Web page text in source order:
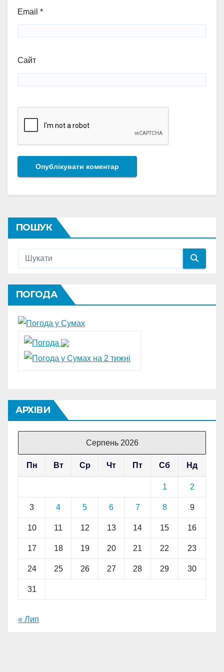
Email *
Сайт
ПОШУК
ПОГОДА
АРХІВИ
Серпень 2026
Пн Вт Ср Чт Пт Сб Нд
1 2
3 4 5 6 7 8 9
10 11 12 13 14 15 16
17 18 19 20 21 22 23
24 25 26 27 28 29 30
31
« Лип